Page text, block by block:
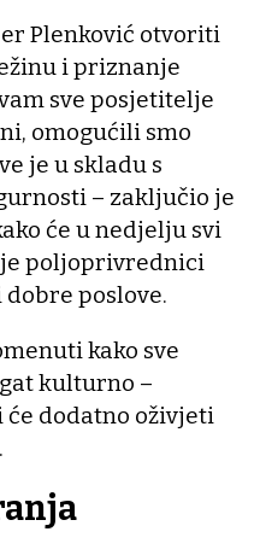
Plenković otvoriti
i priznanje
sve posjetitelje
omogućili smo
je u skladu s
– zaključio je
će u nedjelju svi
poljoprivrednici
poslove.
kako sve
kulturno –
dodatno oživjeti